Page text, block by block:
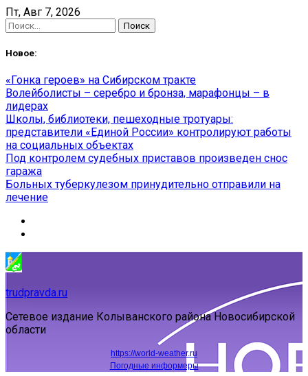
Skip
to
content
Пт, Авг 7, 2026
Найти:
Новое:
«Гонка героев» на Сибирском тракте
Волейболисты – серебро и бронза, марафонцы – в
лидерах
Школы, библиотеки, пешеходные тротуары:
представители «Единой России» контролируют работы
на социальных объектах
Под контролем судебных приставов произведен снос
гаража
Больных туберкулезом принудительно отправили на
лечение
trudpravda.ru
Сетевое издание Колыванского района Новосибирской
области
https://world-weather.ru
Погодные информеры